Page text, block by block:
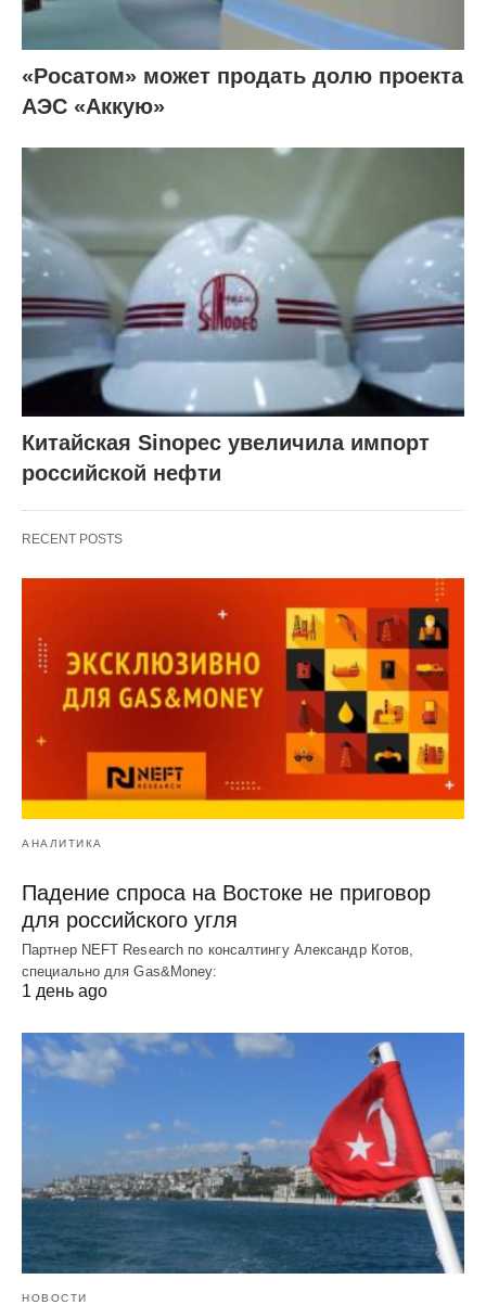
«Росатом» может продать долю проекта
АЭС «Аккую»
Китайская Sinopec увеличила импорт
российской нефти
RECENT POSTS
АНАЛИТИКА
Падение спроса на Востоке не приговор
для российского угля
Партнер NEFT Research по консалтингу Александр Котов,
специально для Gas&Money:
1 день ago
НОВОСТИ